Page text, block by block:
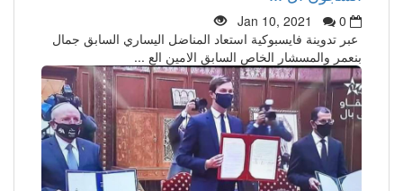
Jan 10, 2021
0
عبر تدوينة فايسبوكية استعاد المناضل اليساري السابق جمال
بنعمر والمسشار الخاص السابق الامين الع ...